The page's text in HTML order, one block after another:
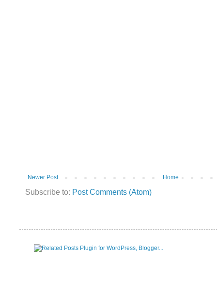
Newer Post Home
Subscribe to: Post Comments (Atom)